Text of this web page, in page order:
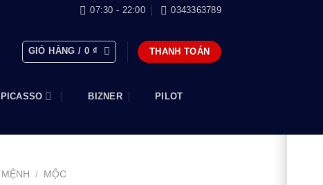
07:30 - 22:00 0343363789
GIỎ HÀNG / 0 ₫ THANH TOÁN
PICASSO BIZNER PILOT
/ MỘC